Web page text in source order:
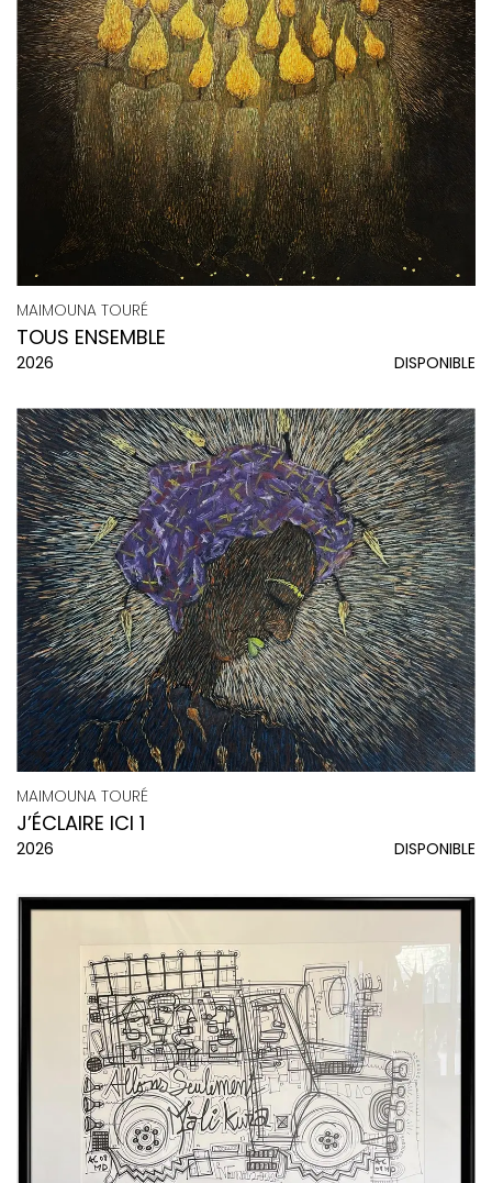
MAIMOUNA TOURÉ
TOUS ENSEMBLE
2026 DISPONIBLE
MAIMOUNA TOURÉ
J’ÉCLAIRE ICI 1
2026 DISPONIBLE